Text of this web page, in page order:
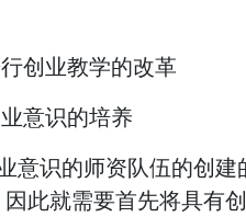
创业教学的改革
意识的培养
意识的师资队伍的创
此就需要首先将具有